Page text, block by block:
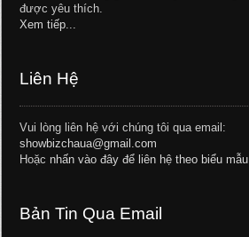
được yêu thích.
Xem tiếp...
Liên Hệ
Vui lòng liên hệ với chúng tôi qua email:
showbizchaua@gmail.com
Hoặc nhấn vào đây để liên hệ theo biểu mẫu
Bản Tin Qua Email